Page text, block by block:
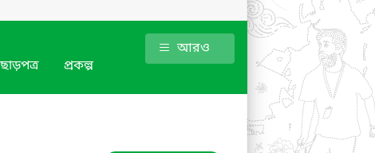
ছাড়পত্র প্রকল্প
আরও